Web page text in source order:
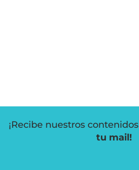
¡Recibe nuestros contenidos
tu mail!